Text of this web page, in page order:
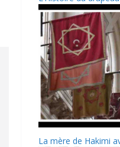
La mère de Hakimi